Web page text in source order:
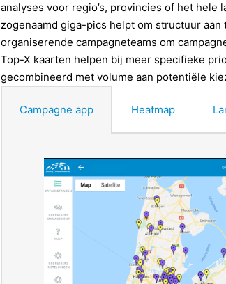
Exporteren postcodegebieden
Selecties kunnen maken uit
Uw naam*
Uw bericht
analyses voor regio’s, provincies of het hele
zogenaamd giga-pics helpt om structuur
organiserende campagneteams om
Top-X kaarten helpen bij meer specifieke
gecombineerd met volume aan potentiële
Campagne app Heatmap